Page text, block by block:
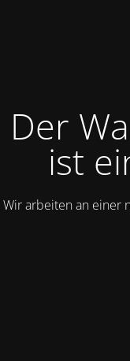
Der
ist
Wir arbeiten an einer